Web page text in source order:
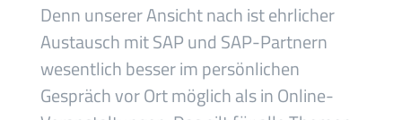
Denn unserer Ansicht nach ist ehrlicher
Austausch mit SAP und SAP-Partnern
wesentlich besser im persönlichen
Gespräch vor Ort möglich als in Online-